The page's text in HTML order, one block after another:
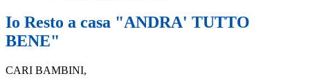
Io Resto a casa "ANDRA' TUTTO
BENE"
CARI BAMBINI,